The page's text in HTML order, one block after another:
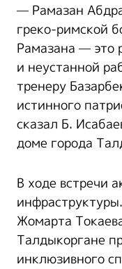
— Рамазан
греко-римской
Рамазана — это
и неустанной
тренеру
истинного
сказал Б.
доме города
В ходе встречи
Жомарта
Талдыкоргане
инклюзивного